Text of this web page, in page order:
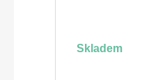
skladem